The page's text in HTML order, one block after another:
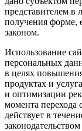
представителем в
получения форме,
законом.
Использование
персональных
в целях
продуктах и
и оптимизации
момента перехода
действует в